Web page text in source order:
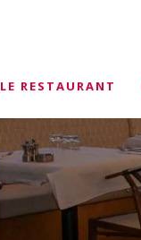
LE RESTAURANT